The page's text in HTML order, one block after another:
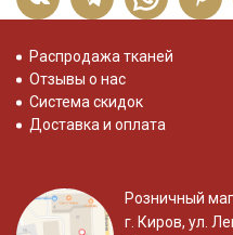
Распродажа тканей
Отзывы о нас
Система скидок
Доставка и оплата
Розничный
г. Киров, ул.